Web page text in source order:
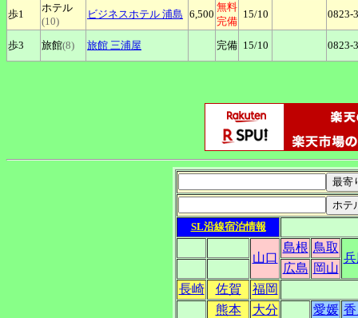
歩1
ホテル
(10)
ビジネスホテル 浦島 6,500
無料
完備
15/10 0823-
歩3 旅館(8) 旅館 三浦屋 完備 15/10 0823-
SL沿線宿泊情報
山口
島根 鳥取
広島 岡山
長崎
佐賀
福岡
熊本
大分 愛媛